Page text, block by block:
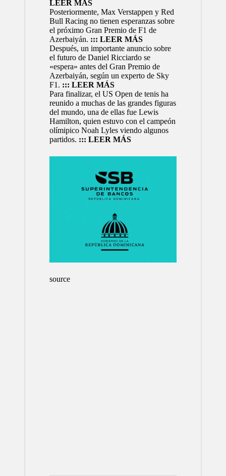
LEER MÁS
Posteriormente, Max Verstappen y Red
Bull Racing no tienen esperanzas sobre
el próximo Gran Premio de F1 de
Azerbaiyán. ::: LEER MÁS
Después, un importante anuncio sobre
el futuro de Daniel Ricciardo se
«espera» antes del Gran Premio de
Azerbaiyán, según un experto de Sky
F1. ::: LEER MÁS
Para finalizar, el US Open de tenis ha
reunido a muchas de las grandes figuras
del mundo, una de ellas fue Lewis
Hamilton, quien estuvo con el campeón
olímipico Noah Lyles viendo algunos
partidos. ::: LEER MÁS
source